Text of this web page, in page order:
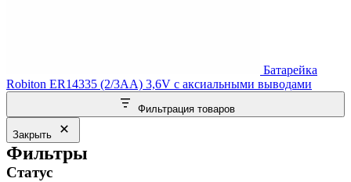
Батарейка
Robiton ER14335 (2/3AA) 3,6V с аксиальными выводами
Фильтрация товаров
Закрыть
Фильтры
Статус